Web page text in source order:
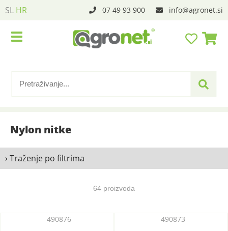
SL HR 07 49 93 900 info agronet.si
Nylon nitke
› Traženje po filtrima
64 proizvoda
490876 490873